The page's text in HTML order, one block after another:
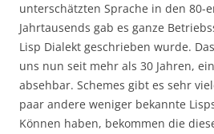
unterschätzten Sprache in den 80-
Jahrtausends gab es ganze
Lisp Dialekt geschrieben wurde.
uns nun seit mehr als 30 Jahren,
absehbar. Schemes gibt es sehr
paar andere weniger bekannte
Können haben, bekommen die